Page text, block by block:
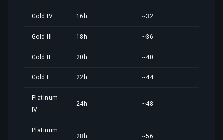
Gold IV 16h ~32
Gold III 18h ~36
Gold II 20h ~40
Gold I 22h ~44
Platinum
IV
24h ~48
Platinum
28h ~56